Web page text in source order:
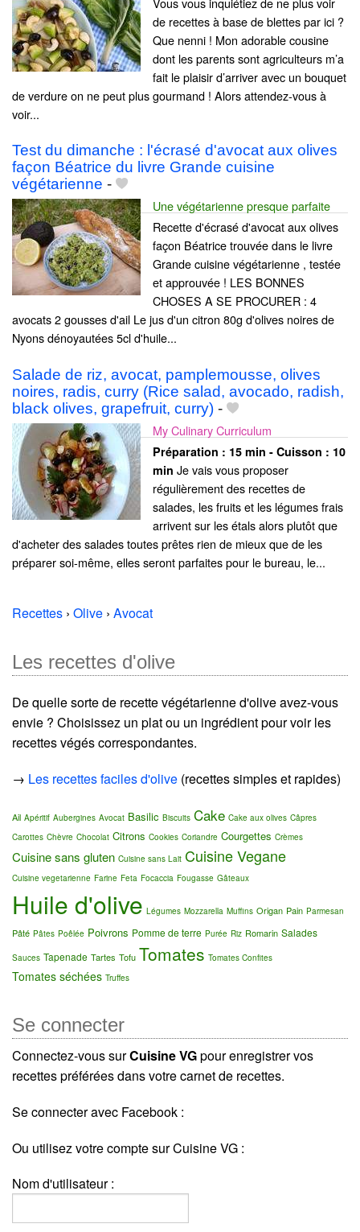
de recettes à base de blettes par ici ?
Que nenni ! Mon adorable cousine
dont les parents sont agriculteurs m’a
fait le plaisir d’arriver avec un bouquet
de verdure on ne peut plus gourmand ! Alors attendez-vous à
voir...
Test du dimanche : l'écrasé d'avocat aux olives
façon Béatrice du livre Grande cuisine
végétarienne -
Une végétarienne presque parfaite
Recette d'écrasé d'avocat aux olives
façon Béatrice trouvée dans le livre
Grande cuisine végétarienne , testée
et approuvée ! LES BONNES
CHOSES A SE PROCURER : 4
avocats 2 gousses d'ail Le jus d'un citron 80g d'olives noires de
Nyons dénoyautées 5cl d'huile...
Salade de riz, avocat, pamplemousse, olives
noires, radis, curry (Rice salad, avocado, radish,
black olives, grapefruit, curry) -
My Culinary Curriculum
Préparation : 15 min - Cuisson : 10
min Je vais vous proposer
régulièrement des recettes de
salades, les fruits et les légumes frais
arrivent sur les étals alors plutôt que
d'acheter des salades toutes prêtes rien de mieux que de les
préparer soi-même, elles seront parfaites pour le bureau, le...
Recettes › Olive › Avocat
Les recettes d'olive
De quelle sorte de recette végétarienne d'olive avez-vous
envie ? Choisissez un plat ou un ingrédient pour voir les
recettes végés correspondantes.
→ Les recettes faciles d'olive (recettes simples et rapides)
Ail Apéritif Aubergines Avocat Basilic Biscuits Cake Cake aux olives Câpres
Carottes Chèvre Chocolat Citrons Cookies Coriandre Courgettes Crèmes
Cuisine sans gluten Cuisine sans Lait Cuisine Vegane
Cuisine vegetarienne Farine Feta Focaccia Fougasse Gâteaux
Huile d'olive Légumes Mozzarella Muffins Origan Pain Parmesan
Pâté Pâtes Poêlée Poivrons Pomme de terre Purée Riz Romarin Salades
Sauces Tapenade Tartes Tofu Tomates Tomates Confites
Tomates séchées Truffes
Se connecter
Connectez-vous surCuisine VGpour enregistrer vos
recettes préférées dans votre carnet de recettes.
Se connecter avec Facebook :
Ou utilisez votre compte sur Cuisine VG :
Nom d'utilisateur :